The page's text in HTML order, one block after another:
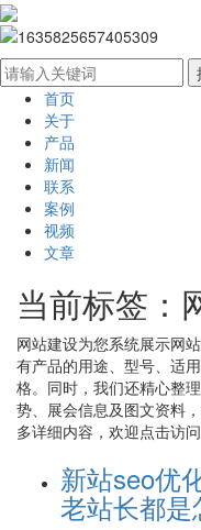
首页
关于
产品
新闻
联系
案例
视频
文章
当前标签：
网站建设为您系统展示网
有产品的用途、型号、适
格。同时，我们还精心整
势、展会信息及图文资料
多详细内容，欢迎点击访问
新站seo优
老站长都是